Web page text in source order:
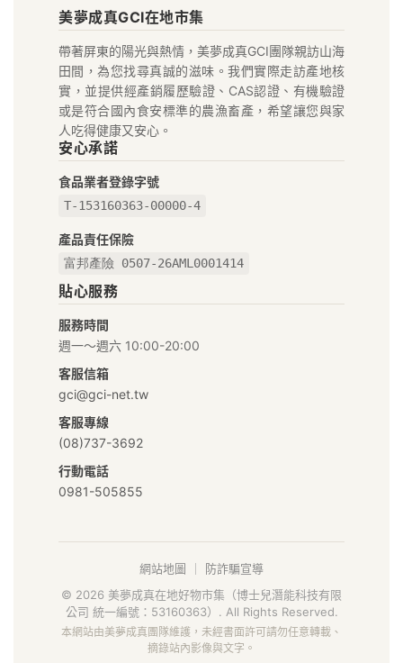
夢
成
真
GCI
在
地
好
物
市
集
｜
給
你
安
食
材
美夢成真GCI在地市集
帶著屏東的陽光與熱情，美夢成真GCI團隊親訪山海
田間，為您找尋真誠的滋味。我們實際走訪產地核
實，並提供經產銷履歷驗證、CAS認證、有機驗證
或是符合國內食安標準的農漁畜產，希望讓您與家
人吃得健康又安心。
安心承諾
食品業者登錄字號
T-153160363-00000-4
產品責任保險
富邦產險 0507-26AML0001414
貼心服務
服務時間
週一～週六 10:00-20:00
客服信箱
gci@gci-net.tw
客服專線
(08)737-3692
行動電話
0981-505855
網站地圖
防詐騙宣導
© 2026 美夢成真在地好物市集（博士兒潛能科技有限
公司 統一編號：53160363）. All Rights Reserved.
本網站由美夢成真團隊維護，未經書面許可請勿任意轉載、
摘錄站內影像與文字。